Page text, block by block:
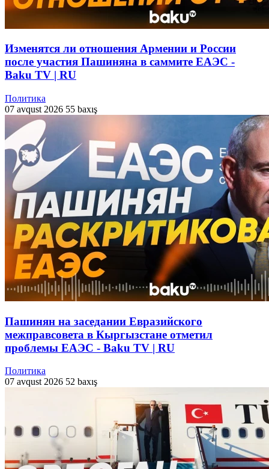
Изменятся ли отношения Армении и России
после участия Пашиняна в саммите ЕАЭС -
Baku TV | RU
Политика
07 avqust 2026 55 baxış
Пашинян на заседании Евразийского
межправсовета в Кыргызстане отметил
проблемы ЕАЭС - Baku TV | RU
Политика
07 avqust 2026 52 baxış